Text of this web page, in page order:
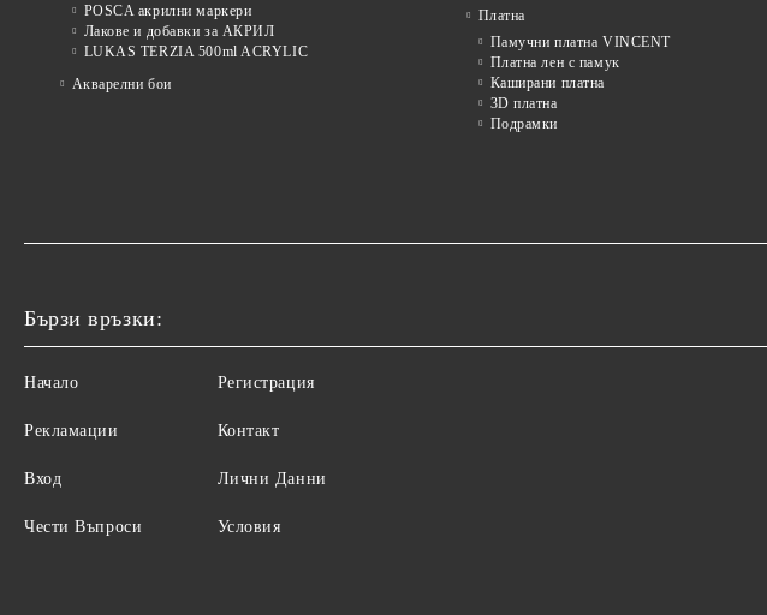
POSCA акрилни маркери
Лакове и добавки за АКРИЛ
LUKAS TERZIA 500ml ACRYLIC
Акварелни бои
Платна
Памучни платна VINCENT
Платна лен с памук
Каширани платна
3D платна
Подрамки
Бързи връзки:
Начало
Рекламации
Вход
Чести Въпроси
Регистрация
Контакт
Лични Данни
Условия